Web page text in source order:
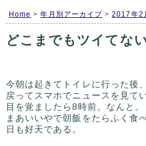
Home >年月別アーカイブ >2017年2
どこまでもツイてな
今朝は起きてトイレに行った後
戻ってスマホでニュースを見て
目を覚ましたら8時前。なんと。
まあいいやで朝飯をたらふく食
日も好天である。​